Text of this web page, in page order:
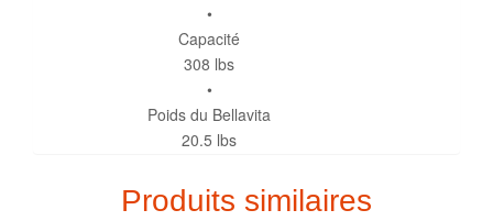
•
Capacité
308 lbs
•
Poids du Bellavita
20.5 lbs
Produits similaires